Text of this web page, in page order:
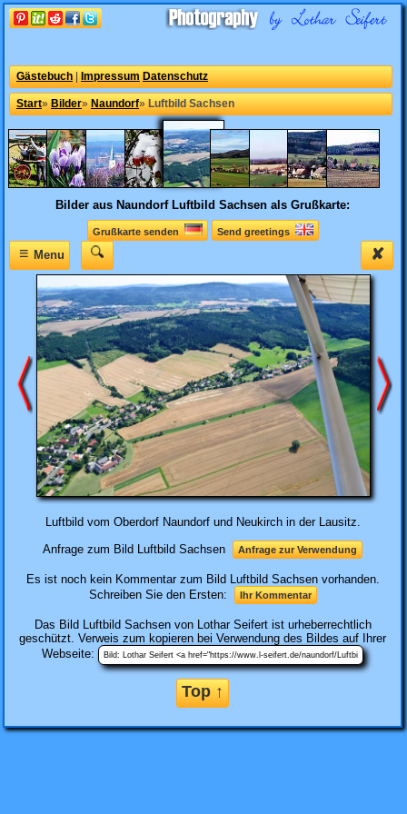
Gästebuch Impressum Datenschutz
Start» Bilder» Naundorf» Luftbild Sachsen
Bilder aus Naundorf Luftbild Sachsen als Grußkarte:
Grußkarte senden Send greetings
✘
≡Menu
Luftbild vom Oberdorf Naundorf und Neukirch in der Lausitz.
Anfrage zum Bild Luftbild Sachsen
Anfrage zur Verwendung
Es ist noch kein Kommentar zum Bild Luftbild Sachsen vorhanden.
Schreiben Sie den Ersten:
Ihr Kommentar
Das Bild Luftbild Sachsenvon Lothar Seifert ist urheberrechtlich
geschützt. Verweis zum kopieren bei Verwendung des Bildes auf Ihrer
Webseite:
Top ↑